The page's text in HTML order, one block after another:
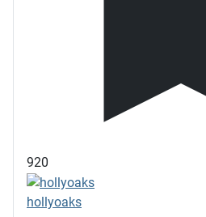
920
hollyoaks